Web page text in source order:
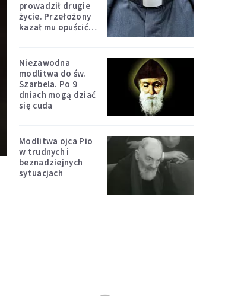
prowadził drugie
życie. Przełożony
kazał mu opuścić
Niezawodna
modlitwa do św.
Szarbela. Po 9
dniach mogą dziać
się cuda
Modlitwa ojca Pio
w trudnych i
beznadziejnych
sytuacjach